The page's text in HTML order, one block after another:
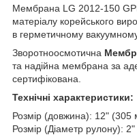
Мембрана LG 2012-150
матеріалу корейського
в герметичному
Зворотноосмотична
та надійна мембрана за
сертифікована.
Технічні характеристики:
Розмір (довжина): 12" (305
Розмір (Діаметр рулону):